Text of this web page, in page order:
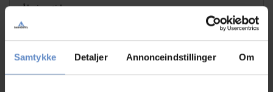
Samtykke Detaljer Annonceindstillinger Om
Åbningstider
01/01-22/12(07.00 - 10.00 og 15.00 - 18.00)